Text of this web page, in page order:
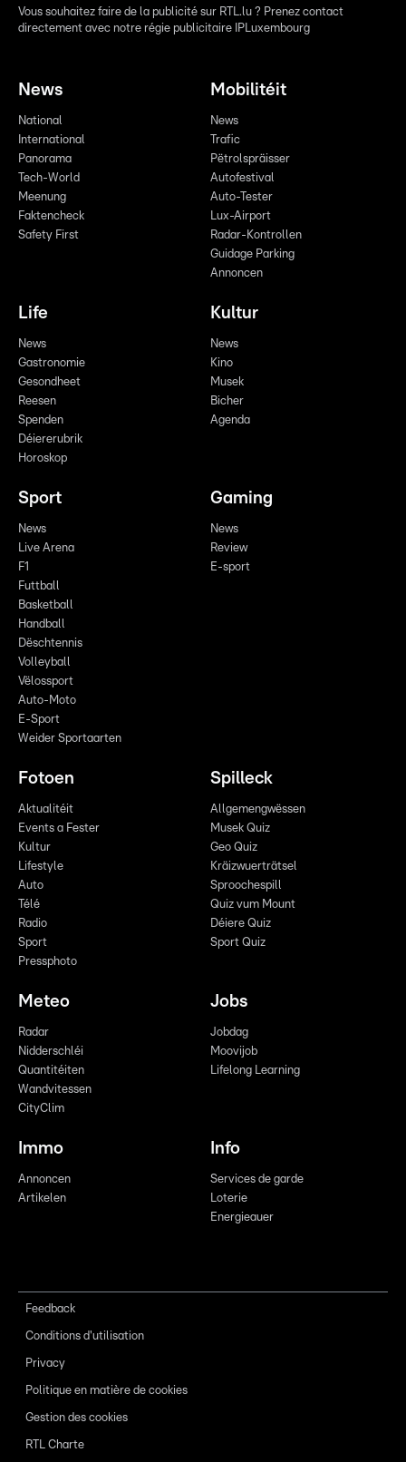
Vous souhaitez faire de la publicité sur RTL.lu ? Prenez contact
directement avec notre régie publicitaire IPLuxembourg
News
National
International
Panorama
Tech-World
Meenung
Faktencheck
Safety First
Mobilitéit
News
Trafic
Pëtrolspräisser
Autofestival
Auto-Tester
Lux-Airport
Radar-Kontrollen
Guidage Parking
Annoncen
Life
News
Gastronomie
Gesondheet
Reesen
Spenden
Déiererubrik
Horoskop
Kultur
News
Kino
Musek
Bicher
Agenda
Sport
News
Live Arena
F1
Futtball
Basketball
Handball
Dëschtennis
Volleyball
Vëlossport
Auto-Moto
E-Sport
Weider Sportaarten
Gaming
News
Review
E-sport
Fotoen
Aktualitéit
Events a Fester
Kultur
Lifestyle
Auto
Télé
Radio
Sport
Pressphoto
Spilleck
Allgemengwëssen
Musek Quiz
Geo Quiz
Kräizwuerträtsel
Sproochespill
Quiz vum Mount
Déiere Quiz
Sport Quiz
Meteo
Radar
Nidderschléi
Quantitéiten
Wandvitessen
CityClim
Jobs
Jobdag
Moovijob
Lifelong Learning
Immo
Annoncen
Artikelen
Info
Services de garde
Loterie
Energieauer
Feedback
Conditions d'utilisation
Privacy
Politique en matière de cookies
Gestion des cookies
RTL Charte